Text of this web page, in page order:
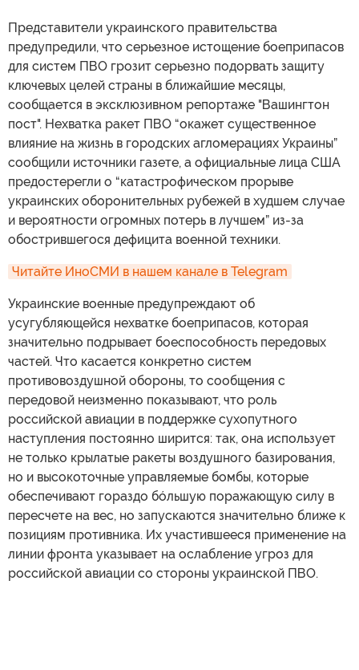
Представители украинского правительства
предупредили, что серьезное истощение боеприпасов
для систем ПВО грозит серьезно подорвать защиту
ключевых целей страны в ближайшие месяцы,
сообщается в эксклюзивном репортаже "Вашингтон
пост". Нехватка ракет ПВО “окажет существенное
влияние на жизнь в городских агломерациях Украины”
сообщили источники газете, а официальные лица США
предостерегли о “катастрофическом прорыве
украинских оборонительных рубежей в худшем случае
и вероятности огромных потерь в лучшем” из-за
обострившегося дефицита военной техники.
Читайте ИноСМИ в нашем канале в Telegram
Украинские военные предупреждают об
усугубляющейся нехватке боеприпасов, которая
значительно подрывает боеспособность передовых
частей. Что касается конкретно систем
противовоздушной обороны, то сообщения с
передовой неизменно показывают, что роль
российской авиации в поддержке сухопутного
наступления постоянно ширится: так, она использует
не только крылатые ракеты воздушного базирования,
но и высокоточные управляемые бомбы, которые
обеспечивают гораздо бóльшую поражающую силу в
пересчете на вес, но запускаются значительно ближе к
позициям противника. Их участившееся применение на
линии фронта указывает на ослабление угроз для
российской авиации со стороны украинской ПВО.